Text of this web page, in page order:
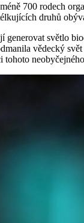
700 rodech
druhů
generovat světlo
vědecký